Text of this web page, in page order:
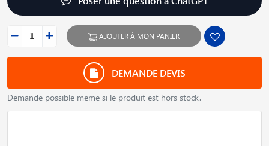
AJOUTER À MON PANIER
DEMANDE DEVIS
Demande possible meme si le produit est hors stock.